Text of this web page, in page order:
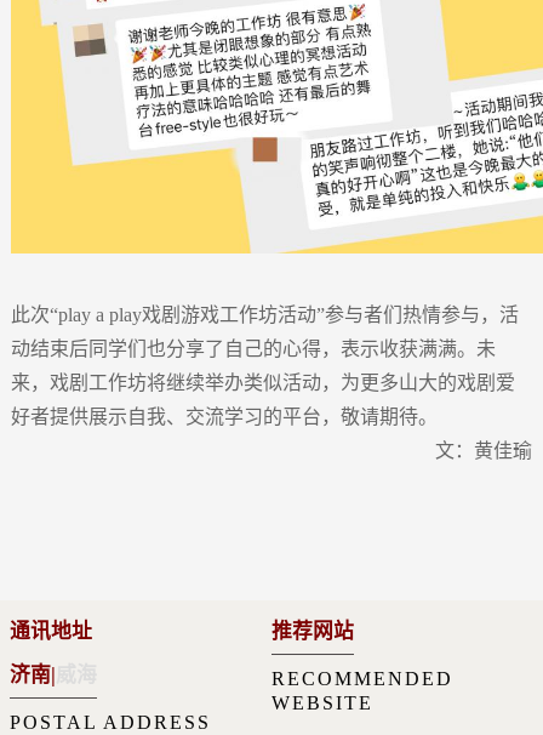
此次“play a play戏剧游戏工作坊活动”参与者们热情参与，活
动结束后同学们也分享了自己的心得，表示收获满满。未
来，戏剧工作坊将继续举办类似活动，为更多山大的戏剧爱
好者提供展示自我、交流学习的平台，敬请期待。
文：黄佳瑜
通讯地址
济南
POSTAL ADDRESS
推荐网站
RECOMMENDED
WEBSITE